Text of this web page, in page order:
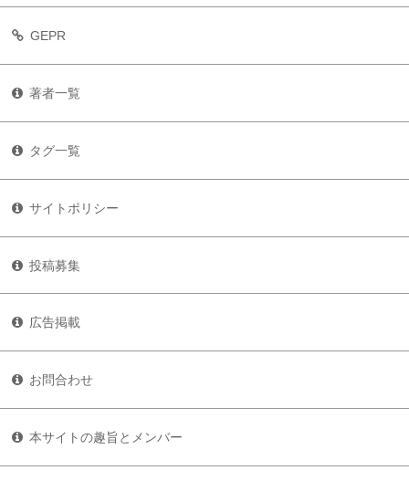
GEPR
著者一覧
タグ一覧
サイトポリシー
投稿募集
広告掲載
お問合わせ
本サイトの趣旨とメンバー